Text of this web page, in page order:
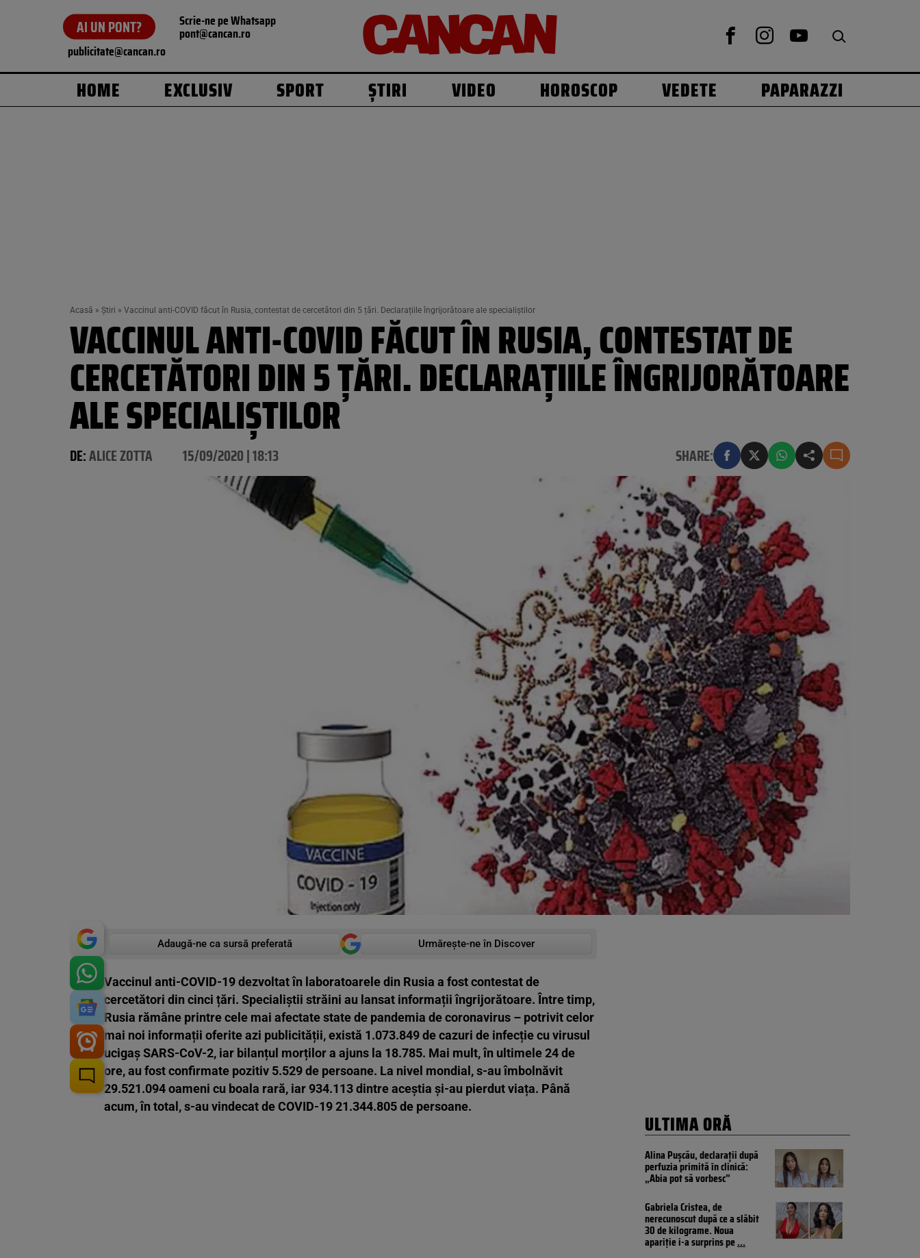
AI UN PONT? Scrie-ne pe Whatsapp
pont@cancan.ro
publicitate@cancan.ro
HOME EXCLUSIV SPORT ȘTIRI VIDEO HOROSCOP VEDETE PAPARAZZI
Acasă » Știri » Vaccinul anti-COVID făcut în Rusia, contestat de cercetători din 5 țări. Declarațiile îngrijorătoare ale specialiștilor
VACCINUL ANTI-COVID FĂCUT ÎN RUSIA, CONTESTAT DE
CERCETĂTORI DIN 5 ȚĂRI. DECLARAȚIILE ÎNGRIJORĂTOARE
ALE SPECIALIȘTILOR
DE:ALICE ZOTTA 15/09/2020 | 18:13 SHARE:
Adaugă-ne ca sursă preferată Urmărește-ne în Discover
Vaccinul anti-COVID-19 dezvoltat în laboratoarele din Rusia a fost contestat de
cercetători din cinci țări. Specialiștii străini au lansat informații îngrijorătoare. Între timp,
Rusia rămâne printre cele mai afectate state de pandemia de coronavirus – potrivit celor
mai noi informații oferite azi publicității, există 1.073.849 de cazuri de infecție cu virusul
ucigaș SARS-CoV-2, iar bilanțul morților a ajuns la 18.785. Mai mult, în ultimele 24 de
ore, au fost confirmate pozitiv 5.529 de persoane. La nivel mondial, s-au îmbolnăvit
29.521.094 oameni cu boala rară, iar 934.113 dintre aceștia și-au pierdut viața. Până
acum, în total, s-au vindecat de COVID-19 21.344.805 de persoane.
ULTIMA ORĂ
Alina Pușcău, declarații după
perfuzia primită în clinică:
„Abia pot să vorbesc”
Gabriela Cristea, de
nerecunoscut după ce a slăbit
30 de kilograme. Noua
apariție i-a surprins pe...